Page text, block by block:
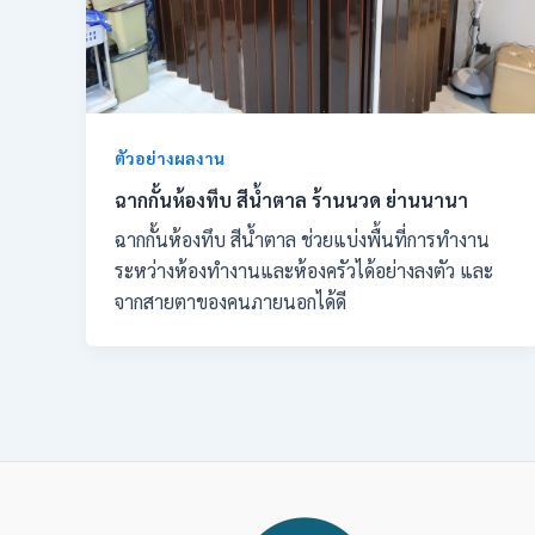
ตัวอย่างผลงาน
ฉากกั้นห้องทึบ สีน้ำตาล ร้านนวด ย่านนานา
ฉากกั้นห้องทึบ สีน้ำตาล ช่วยแบ่งพื้นที่การทำงาน
ระหว่างห้องทำงานและห้องครัวได้อย่างลงตัว และ
จากสายตาของคนภายนอกได้ดี